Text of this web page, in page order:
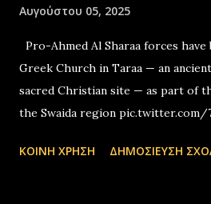
Αυγούστου 05, 2025
Pro-Ahmed Al Sharaa forces
Greek Church in Taraa — an
sacred Christian site — as part of
the Swaida region pic.twitter.com/
ΚΟΙΝΉ ΧΡΉΣΗ ΔΗΜΟΣΊΕΥΣΗ